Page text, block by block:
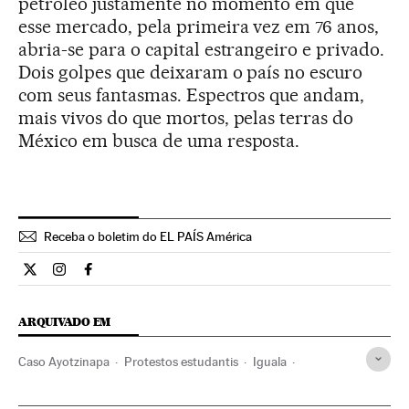
esse mercado, pela primeira vez em 76 anos,
abria-se para o capital estrangeiro e privado.
Dois golpes que deixaram o país no escuro
com seus fantasmas. Espectros que andam,
mais vivos do que mortos, pelas terras do
México em busca de uma resposta.
Receba o boletim do EL PAÍS América
Internacional El País Brasil en Twitter
Internacional El País Brasil en Instagram
Internacional El País Brasil en Facebook
ARQUIVADO EM
Caso Ayotzinapa Protestos estudantis Iguala